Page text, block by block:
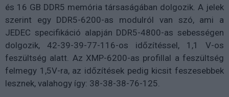
és 16 GB DDR5 memória társaságában dolgozik. A jelek
szerint egy DDR5-6200-as modulról van szó, ami a
JEDEC specifikáció alapján DDR5-4800-as sebességen
dolgozik, 42-39-39-77-116-os időzítéssel, 1,1 V-os
feszültség alatt. Az XMP-6200-as profillal a feszültség
felmegy 1,5V-ra, az időzítések pedig kicsit feszesebbek
lesznek, valahogy így: 38-38-38-76-125.